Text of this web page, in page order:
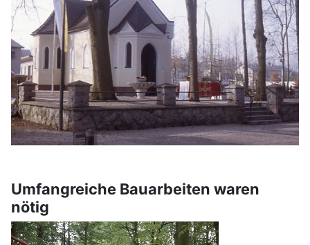
Umfangreiche Bauarbeiten waren
nötig